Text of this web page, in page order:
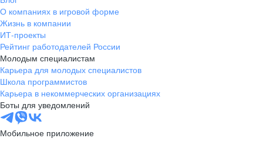
О компаниях в игровой форме
Жизнь в компании
ИТ-проекты
Рейтинг работодателей России
Молодым специалистам
Карьера для молодых специалистов
Школа программистов
Карьера в некоммерческих организациях
Боты для уведомлений
Мобильное приложение